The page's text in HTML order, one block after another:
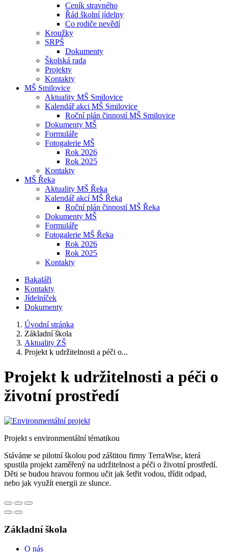
Ceník stravného
Řád školní jídelny
Co rodiče nevědí
Kroužky
SRPŠ
Dokumenty
Školská rada
Projekty
Kontakty
MŠ Smilovice
Aktuality MŠ Smilovice
Kalendář akci MŠ Smilovice
Roční plán činností MŠ Smilovice
Dokumenty MŠ
Formuláře
Fotogalerie MŠ
Rok 2026
Rok 2025
Kontakty
MŠ Řeka
Aktuality MŠ Řeka
Kalendář akcí MŠ Řeka
Roční plán činností MŠ Řeka
Dokumenty MŠ
Formuláře
Fotogalerie MŠ Řeka
Rok 2026
Rok 2025
Kontakty
Bakaláři
Kontakty
Jídelníček
Dokumenty
Úvodní stránka
Základní škola
Aktuality ZŠ
Projekt k udržitelnosti a péči o...
Projekt k udržitelnosti a péči o
životní prostředí
Projekt s environmentální tématikou
Stáváme se pilotní školou pod záštitou firmy TerraWise, která
spustila projekt zaměřený na udržitelnost a péči o životní prostředí.
Děti se budou hravou formou učit jak šetřit vodou, třídit odpad,
nebo jak využít energii ze slunce.
Základní škola
O nás